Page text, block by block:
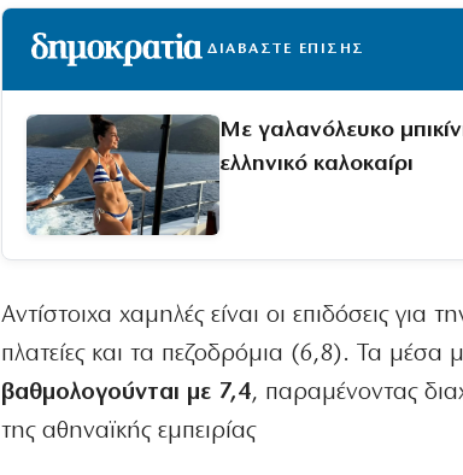
ΔΙΑΒΑΣΤΕ ΕΠΙΣΗΣ
Με γαλανόλευκο
ελληνικό καλοκαίρι
Αντίστοιχα χαμηλές είναι οι επιδόσεις
πλατείες και τα πεζοδρόμια (6,8). Τα μέσα
βαθμολογούνται με 7,4, παραμένοντας
της αθηναϊκής εμπειρίας